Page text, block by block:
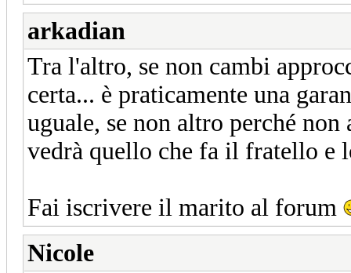
arkadian
Tra l'altro, se non cambi
certa... è praticamente una
uguale, se non altro perché
vedrà quello che fa il fratello e
Fai iscrivere il marito al forum
Nicole